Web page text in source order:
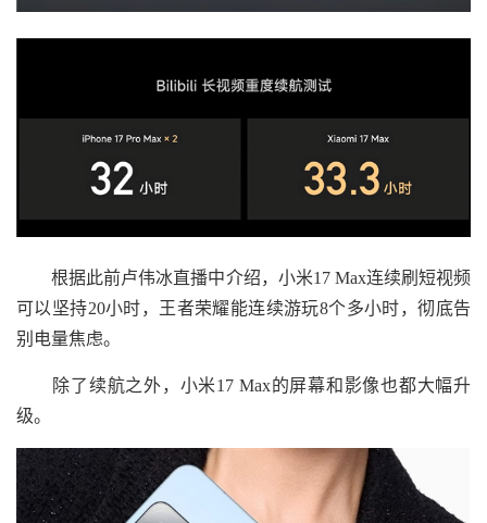
根据此前卢伟冰直播中介绍，小米17 Max连续刷短视频
可以坚持20小时，王者荣耀能连续游玩8个多小时，彻底告
别电量焦虑。
除了续航之外，小米17 Max的屏幕和影像也都大幅升
级。